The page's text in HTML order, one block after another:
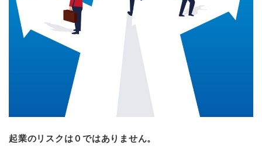
起業のリスクは０ではありません。